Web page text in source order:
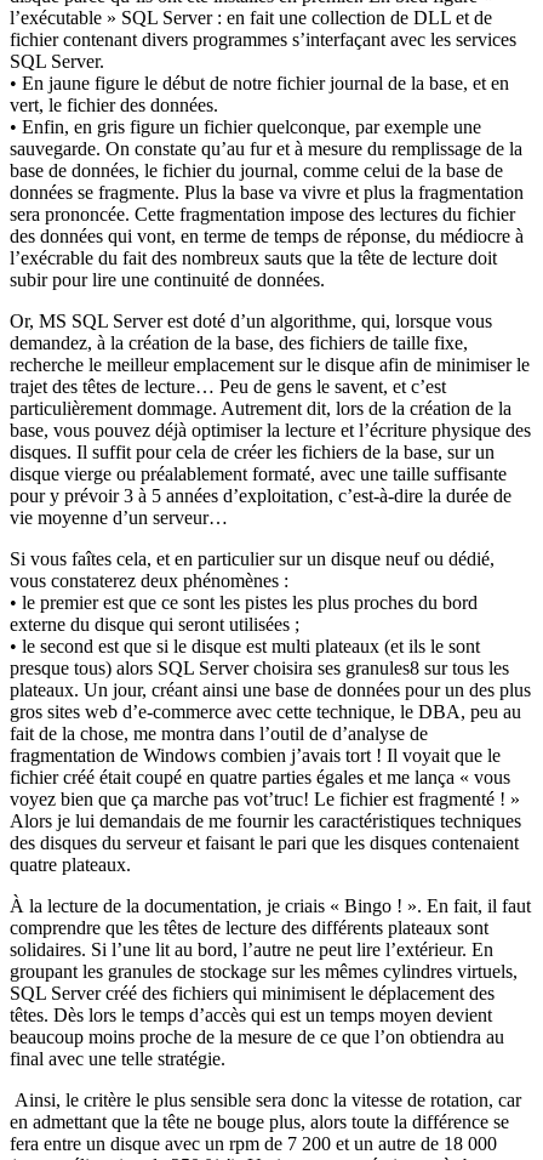
l’exécutable » SQL Server : en fait une collection de DLL et de
fichier contenant divers programmes s’interfaçant avec les services
SQL Server.
• En jaune figure le début de notre fichier journal de la base, et en
vert, le fichier des données.
• Enfin, en gris figure un fichier quelconque, par exemple une
sauvegarde. On constate qu’au fur et à mesure du remplissage de la
base de données, le fichier du journal, comme celui de la base de
données se fragmente. Plus la base va vivre et plus la fragmentation
sera prononcée. Cette fragmentation impose des lectures du fichier
des données qui vont, en terme de temps de réponse, du médiocre à
l’exécrable du fait des nombreux sauts que la tête de lecture doit
subir pour lire une continuité de données.
Or, MS SQL Server est doté d’un algorithme, qui, lorsque vous
demandez, à la création de la base, des fichiers de taille fixe,
recherche le meilleur emplacement sur le disque afin de minimiser le
trajet des têtes de lecture… Peu de gens le savent, et c’est
particulièrement dommage. Autrement dit, lors de la création de la
base, vous pouvez déjà optimiser la lecture et l’écriture physique des
disques. Il suffit pour cela de créer les fichiers de la base, sur un
disque vierge ou préalablement formaté, avec une taille suffisante
pour y prévoir 3 à 5 années d’exploitation, c’est-à-dire la durée de
vie moyenne d’un serveur…
Si vous faîtes cela, et en particulier sur un disque neuf ou dédié,
vous constaterez deux phénomènes :
• le premier est que ce sont les pistes les plus proches du bord
externe du disque qui seront utilisées ;
• le second est que si le disque est multi plateaux (et ils le sont
presque tous) alors SQL Server choisira ses granules8 sur tous les
plateaux. Un jour, créant ainsi une base de données pour un des plus
gros sites web d’e-commerce avec cette technique, le DBA, peu au
fait de la chose, me montra dans l’outil de d’analyse de
fragmentation de Windows combien j’avais tort ! Il voyait que le
fichier créé était coupé en quatre parties égales et me lança « vous
voyez bien que ça marche pas vot’truc! Le fichier est fragmenté ! »
Alors je lui demandais de me fournir les caractéristiques techniques
des disques du serveur et faisant le pari que les disques contenaient
quatre plateaux.
À la lecture de la documentation, je criais « Bingo ! ». En fait, il faut
comprendre que les têtes de lecture des différents plateaux sont
solidaires. Si l’une lit au bord, l’autre ne peut lire l’extérieur. En
groupant les granules de stockage sur les mêmes cylindres virtuels,
SQL Server créé des fichiers qui minimisent le déplacement des
têtes. Dès lors le temps d’accès qui est un temps moyen devient
beaucoup moins proche de la mesure de ce que l’on obtiendra au
final avec une telle stratégie.
Ainsi, le critère le plus sensible sera donc la vitesse de rotation, car
en admettant que la tête ne bouge plus, alors toute la différence se
fera entre un disque avec un rpm de 7 200 et un autre de 18 000